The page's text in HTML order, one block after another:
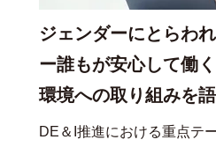
ジェンダーにとらわ
ー誰もが安心して働
環境への取り組みを
DE＆I推進における重点テ